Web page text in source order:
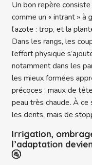
Un bon repère
comme un « intrant » à
l’azote : trop, et la
Dans les rangs, les
l’effort physique
notamment dans les
les mieux formées
précoces : maux de
peau très chaude. À ce
les dents, mais de
Irrigation,
l’adaptation
🚰